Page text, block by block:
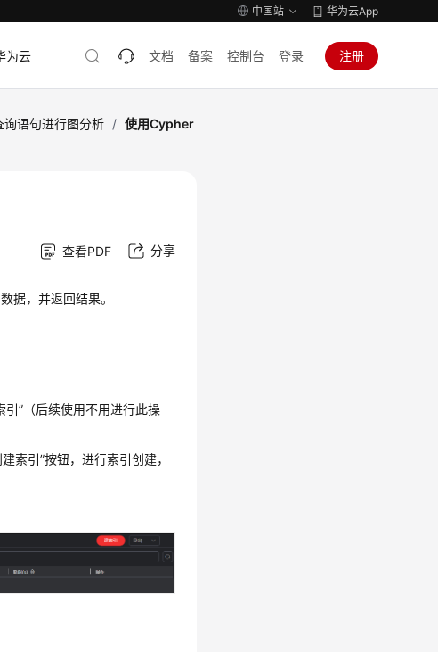
中国站 华为云App
为云 文档 备案 控制台 登录 注册
询语句进行图分析 / 使用Cypher
查看PDF 分享
据，并返回结果。
引” （后续使用不用进行此操
索引”按钮，进行索引创建，